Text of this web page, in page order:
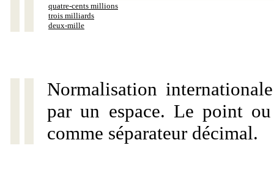
quatre-cents millions
trois milliards
deux-mille
Normalisation
par un espace. Le point
comme séparateur décimal.